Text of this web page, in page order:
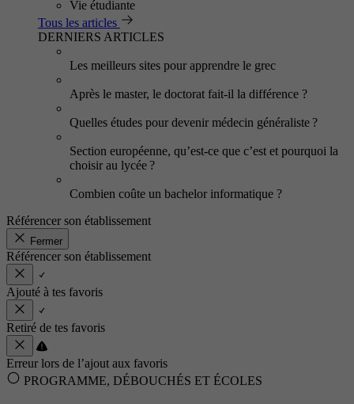
Vie étudiante
Tous les articles
DERNIERS ARTICLES
Les meilleurs sites pour apprendre le grec
Après le master, le doctorat fait-il la différence ?
Quelles études pour devenir médecin généraliste ?
Section européenne, qu’est-ce que c’est et pourquoi la
choisir au lycée ?
Combien coûte un bachelor informatique ?
Référencer son établissement
Fermer
Référencer son établissement
Ajouté à tes favoris
Retiré de tes favoris
Erreur lors de l’ajout aux favoris
PROGRAMME, DÉBOUCHÉS ET ÉCOLES